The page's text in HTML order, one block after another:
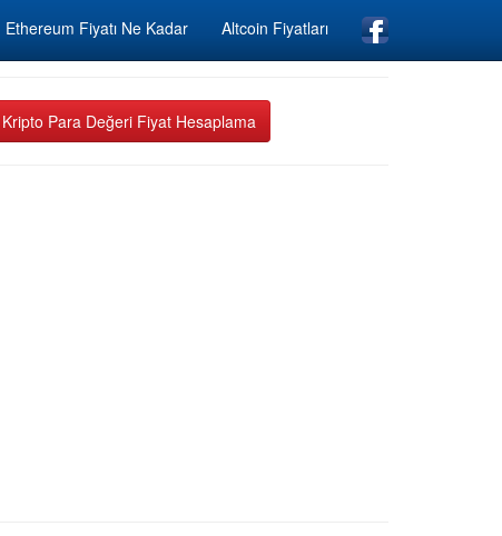
Ethereum Fiyatı Ne Kadar Altcoin Fiyatları
Kripto Para Değeri Fiyat Hesaplama